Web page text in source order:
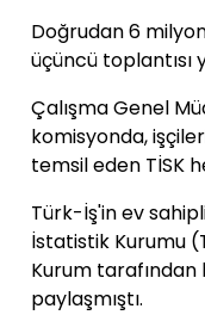
Doğrudan 6
üçüncü toplantısı
Çalışma Genel
komisyonda,
temsil eden TİSK
Türk-İş'in ev
İstatistik Kurumu
Kurum tarafından
paylaşmıştı.